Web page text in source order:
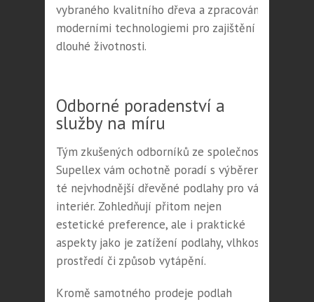
vybraného kvalitního dřeva a zpracovány
moderními technologiemi pro zajištění
dlouhé životnosti.
Odborné poradenství a
služby na míru
Tým zkušených odborníků ze společnosti
Supellex vám ochotně poradí s výběrem
té nejvhodnější dřevěné podlahy pro váš
interiér. Zohledňují přitom nejen
estetické preference, ale i praktické
aspekty jako je zatížení podlahy, vlhkost
prostředí či způsob vytápění.
Kromě samotného prodeje podlah